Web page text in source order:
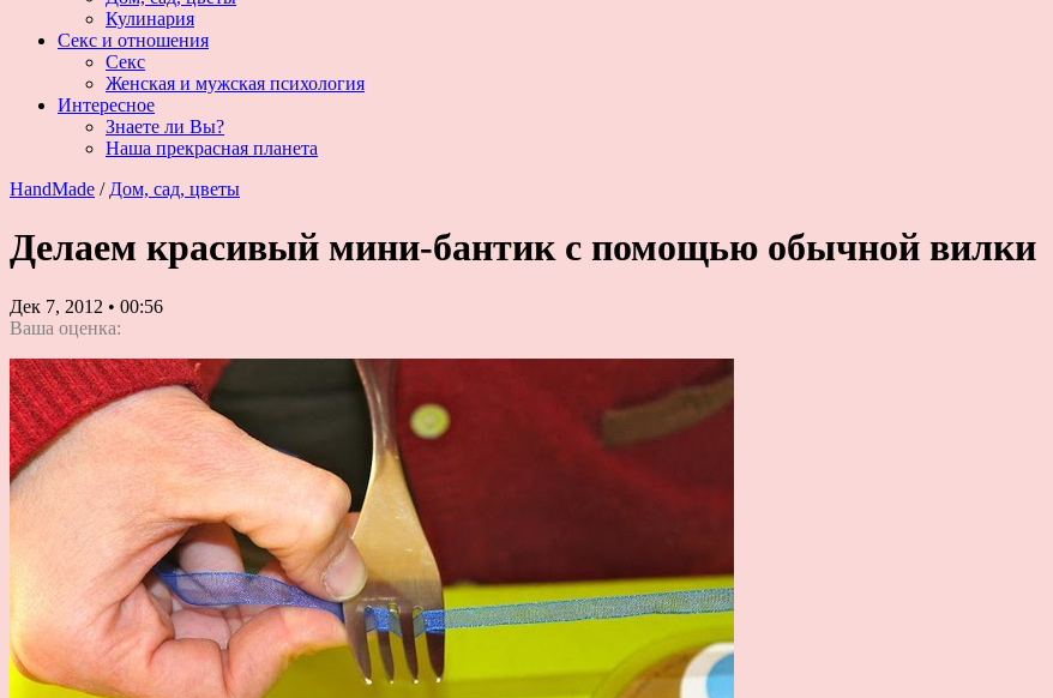
Кулинария
Секс и отношения
Секс
Женская и мужская психология
Интересное
Знаете ли Вы?
Наша прекрасная планета
HandMade / Дом, сад, цветы
Делаем красивый мини-бантик с помощью обычной вилки
Дек 7, 2012 • 00:56
Ваша оценка: